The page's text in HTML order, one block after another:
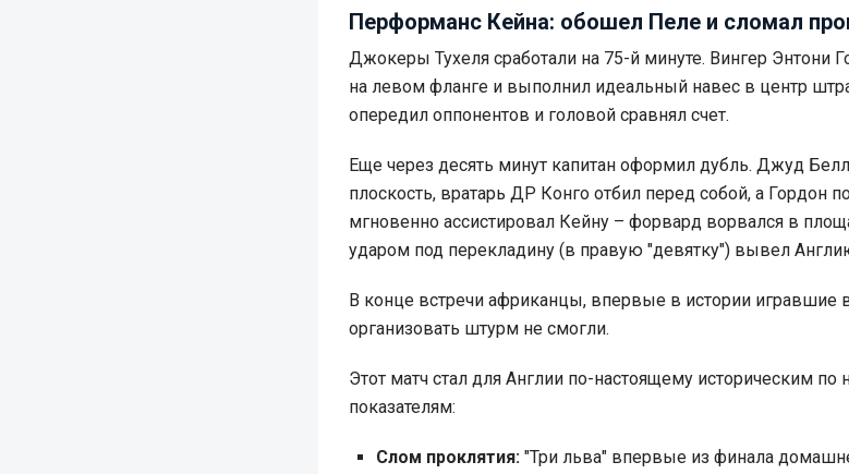
Перформанс Кейна: обошел Пеле и сломал
Джокеры Тухеля сработали на 75-й минуте. Вингер Энтони
на левом фланге и выполнил идеальный навес в центр
опередил оппонентов и головой сравнял счет.
Еще через десять минут капитан оформил дубль. Джуд
плоскость, вратарь ДР Конго отбил перед собой, а Гордон
мгновенно ассистировал Кейну – форвард ворвался в
ударом под перекладину (в правую "девятку") вывел
В конце встречи африканцы, впервые в истории игравшие
организовать штурм не смогли.
Этот матч стал для Англии по-настоящему историческим по
показателям:
Слом проклятия: "Три льва" впервые из финала